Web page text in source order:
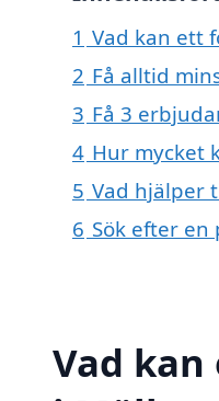
1 Vad kan ett
2 Få alltid
3 Få 3
4 Hur mycket
5 Vad hjälper
6 Sök efter
Vad